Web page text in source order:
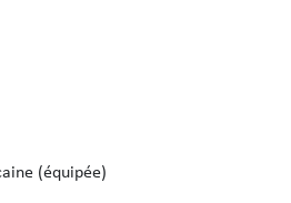
(équipée)